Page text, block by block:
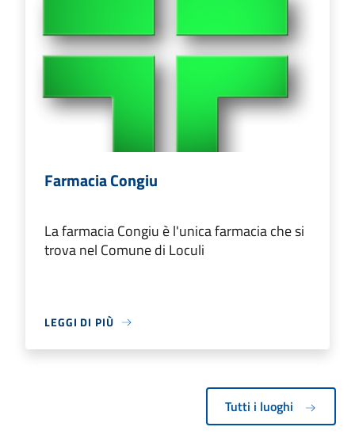
Farmacia Congiu
La farmacia Congiu è l'unica farmacia che si
trova nel Comune di Loculi
LEGGI DI PIÙ
Tutti i luoghi